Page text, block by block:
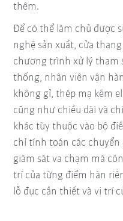
thêm.
Để có thể làm chủ được
nghệ sản xuất, cửa
chương trình xử lý tham
thống, nhân viên vận
không gỉ, thép mạ kẽm
cũng như chiều dài và
khác tùy thuộc vào bộ
chỉ tính toán các chuyển
giám sát va chạm mà
trí của từng điểm hàn
lỗ đục cần thiết và vị trí